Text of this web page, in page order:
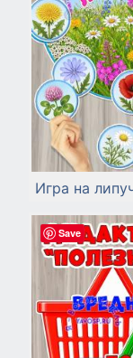
Игра на
Save